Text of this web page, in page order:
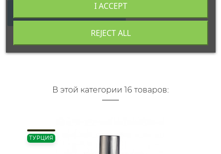
В этой категории 16 товаров:
ТУРЦИЯ
REJECT ALL
I ACCEPT